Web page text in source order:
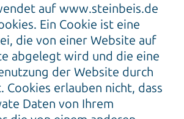
auf www.steinbeis.de
Ein Cookie ist eine
die von einer Website auf
abgelegt wird und die eine
der Website durch
Cookies erlauben nicht, dass
Daten von Ihrem